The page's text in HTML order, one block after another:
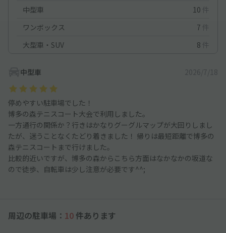
中型車
10 件
ワンボックス
7 件
大型車・SUV
8 件
中型車 2026/7/18
停めやすい駐車場でした！
博多の森テニスコート大会で利用しました。
一方通行の関係か？行きはかなりグーグルマップが大回りしまし
たが、迷うことなくたどり着きました！ 帰りは最短距離で博多の
森テニスコートまで行けました。
比較的近いですが、博多の森からこちら方面はなかなかの坂道な
ので徒歩、自転車は少し注意が必要です^^;
周辺の駐車場： 10 件あります